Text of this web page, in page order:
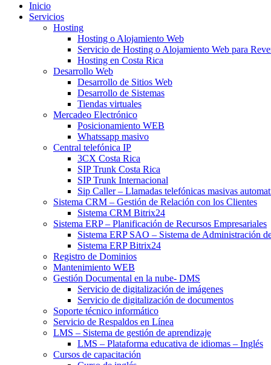
Inicio
Servicios
Hosting
Hosting o Alojamiento Web
Servicio de Hosting o Alojamiento Web para
Hosting en Costa Rica
Desarrollo Web
Desarrollo de Sitios Web
Desarrollo de Sistemas
Tiendas virtuales
Mercadeo Electrónico
Posicionamiento WEB
Whatssapp masivo
Central telefónica IP
3CX Costa Rica
SIP Trunk Costa Rica
SIP Trunk Internacional
Sip Caller – Llamadas telefónicas masivas
Sistema CRM – Gestión de Relación con los Clientes
Sistema CRM Bitrix24
Sistema ERP – Planificación de Recursos Empresariales
Sistema ERP SAO – Sistema de Administración
Sistema ERP Bitrix24
Registro de Dominios
Mantenimiento WEB
Gestión Documental en la nube- DMS
Servicio de digitalización de imágenes
Servicio de digitalización de documentos
Soporte técnico informático
Servicio de Respaldos en Línea
LMS – Sistema de gestión de aprendizaje
LMS – Plataforma educativa de idiomas – Inglés
Cursos de capacitación